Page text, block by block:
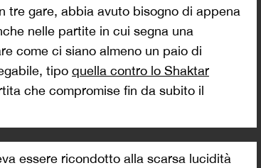
tre gare, abbia avuto bisogno di appena
nelle partite in cui segna una
come ci siano almeno un paio di
tipo quella contro lo Shaktar
che compromise fin da subito il
essere ricondotto alla scarsa lucidità